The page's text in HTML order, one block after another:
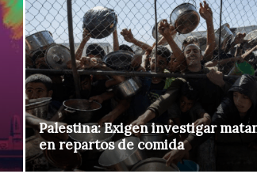
Palestina: Exigen investigar
en repartos de comida